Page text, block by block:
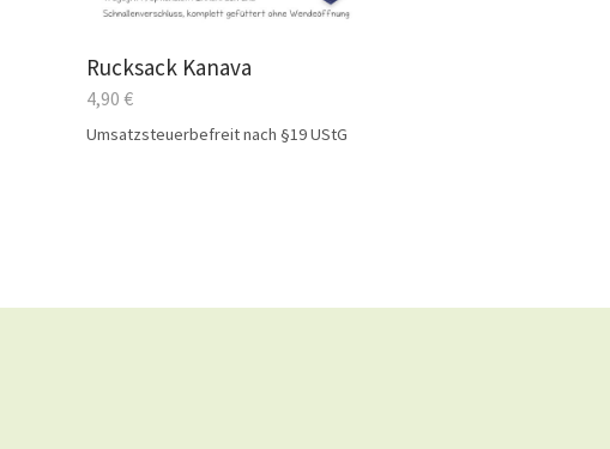
Rucksack Kanava
4,90 €
Umsatzsteuerbefreit nach §19 UStG